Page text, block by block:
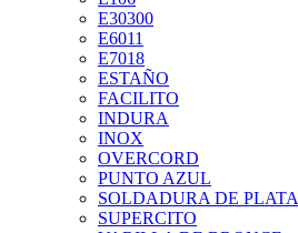
E30300
E6011
E7018
ESTAÑO
FACILITO
INDURA
INOX
OVERCORD
PUNTO AZUL
SOLDADURA DE PLATA
SUPERCITO